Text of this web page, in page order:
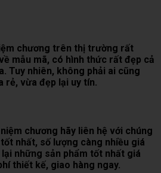
chương trên thị trường rất
mẫu mã, có hình thức rất đẹp cả
Tuy nhiên, không phải ai cũng
rẻ, vừa đẹp lại uy tín.
chương hãy liên hệ với chúng
nhất, số lượng càng nhiều giá
những sản phẩm tốt nhất giá
thiết kế, giao hàng ngay.